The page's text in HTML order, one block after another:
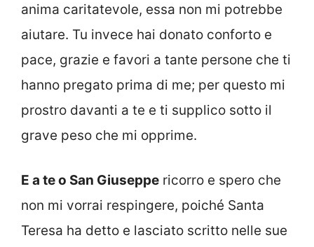
anima caritatevole, essa non mi potrebbe
aiutare. Tu invece hai donato conforto e
pace, grazie e favori a tante persone che ti
hanno pregato prima di me; per questo mi
prostro davanti a te e ti supplico sotto il
grave peso che mi opprime.
E a te o San Giuseppe ricorro e spero che
non mi vorrai respingere, poiché Santa
Teresa ha detto e lasciato scritto nelle sue